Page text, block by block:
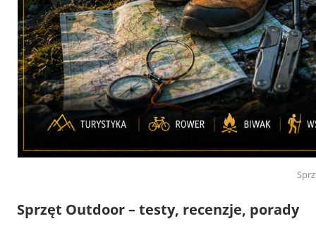
Sprzęt Outdoor – testy, recenzje, porady